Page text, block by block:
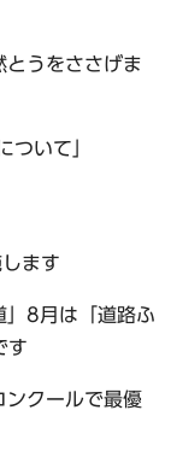
とうをささげま
ついて」
ます
8月は「道路ふ
す
ンクールで最優